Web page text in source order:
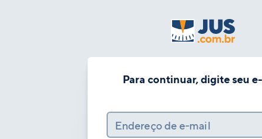
Para continuar, digite seu
Endereço de e-mail